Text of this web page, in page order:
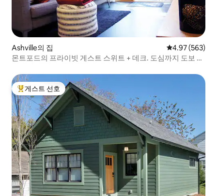
Ashville의 집 평점 4.97점(5
4.97 (563)
몬트포드의 프라이빗 게스트 스위트 + 데크. 도심까지 도보 거
상위 게스트 선호
게스트 선호